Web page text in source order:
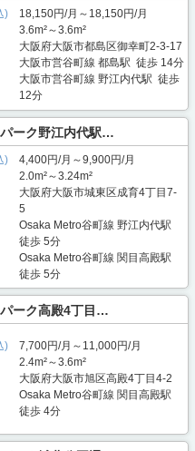
)
18,150円/月～18,150円/月
3.6m²～3.6m²
大阪府大阪市都島区御幸町2-3-17
大阪市営谷町線 都島駅 徒歩 14分
大阪市営谷町線 野江内代駅 徒歩
12分
ーク野江内代駅…
)
4,400円/月～9,900円/月
2.0m²～3.24m²
大阪府大阪市城東区成育4丁目7-
5
Osaka Metro谷町線 野江内代駅
徒歩 5分
Osaka Metro谷町線 関目高殿駅
徒歩 5分
ーク高殿4丁目…
)
7,700円/月～11,000円/月
2.4m²～3.6m²
大阪府大阪市旭区高殿4丁目4-2
Osaka Metro谷町線 関目高殿駅
徒歩 4分